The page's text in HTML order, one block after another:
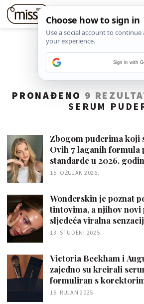
PRONAĐENO 9
SERUM
Zbogom puderima koji
Ovih 7 laganih formula
standarde u 2026.
15. OŽUJAK 2026.
Wonderskin je poznat
tintovima, a njihov novi
sljedeća viralna
13. STUDENI 2025.
Victoria Beckham i
zajedno su kreirali
formuliran s
16. RUJAN 2025.
Sign in with